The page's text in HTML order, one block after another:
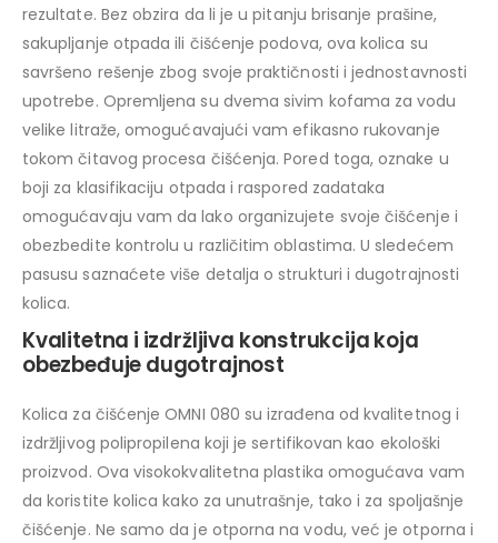
rezultate. Bez obzira da li je u pitanju brisanje prašine,
sakupljanje otpada ili čišćenje podova, ova kolica su
savršeno rešenje zbog svoje praktičnosti i jednostavnosti
upotrebe. Opremljena su dvema sivim kofama za vodu
velike litraže, omogućavajući vam efikasno rukovanje
tokom čitavog procesa čišćenja. Pored toga, oznake u
boji za klasifikaciju otpada i raspored zadataka
omogućavaju vam da lako organizujete svoje čišćenje i
obezbedite kontrolu u različitim oblastima. U sledećem
pasusu saznaćete više detalja o strukturi i dugotrajnosti
kolica.
Kvalitetna i izdržljiva konstrukcija koja
obezbeđuje dugotrajnost
Kolica za čišćenje OMNI 080 su izrađena od kvalitetnog i
izdržljivog polipropilena koji je sertifikovan kao ekološki
proizvod. Ova visokokvalitetna plastika omogućava vam
da koristite kolica kako za unutrašnje, tako i za spoljašnje
čišćenje. Ne samo da je otporna na vodu, već je otporna i